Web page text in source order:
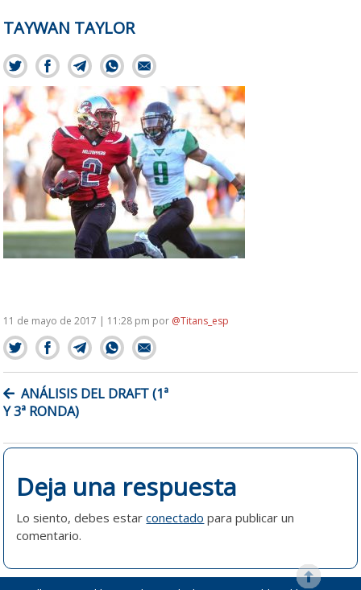
TAYWAN TAYLOR
11 de mayo de 2017 | 11:28 pm por @Titans_esp
NAVEGACIÓN
DE
ENTRADAS
ANÁLISIS DEL DRAFT (1ª
Y 3ª RONDA)
Deja una respuesta
Lo siento, debes estarconectado para publicar un
comentario.